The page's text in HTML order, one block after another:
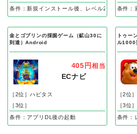
条件：新規インストール後、レベル25到達で成
条件：
金とゴブリンの採掘ゲーム（鉱山30に
到達）Android
405円 相当
ECナビ
［2位］ハピタス
［3位］
条件：アプリDL後の起動
トゥー
ル1000
［2位
［3位
条件：